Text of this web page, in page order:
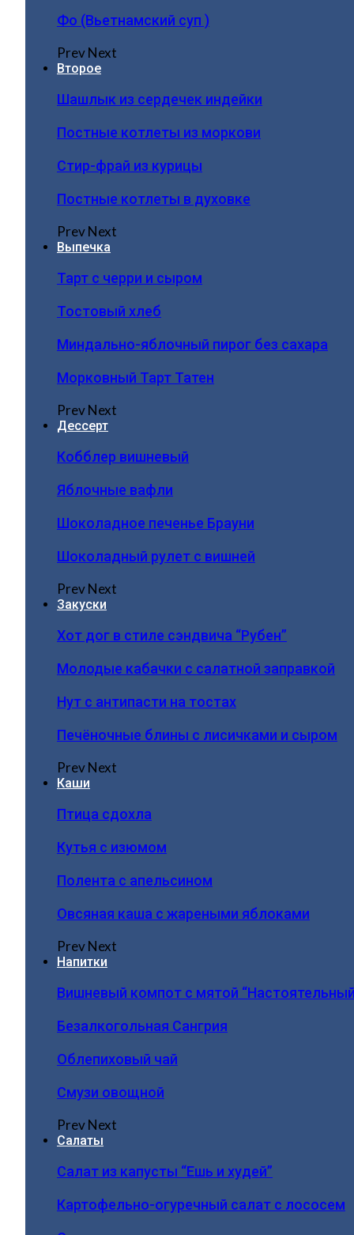
Фо (Вьетнамский суп )
PrevNext
Второе
Шашлык из сердечек индейки
Постные котлеты из моркови
Стир-фрай из курицы
Постные котлеты в духовке
PrevNext
Выпечка
Тарт с черри и сыром
Тостовый хлеб
Миндально-яблочный пирог без сахара
Морковный Тарт Татен
PrevNext
Дессерт
Кобблер вишневый
Яблочные вафли
Шоколадное печенье Брауни
Шоколадный рулет с вишней
PrevNext
Закуски
Хот дог в стиле сэндвича “Рубен”
Молодые кабачки с салатной заправкой
Нут с антипасти на тостах
Печёночные блины с лисичками и сыром
PrevNext
Каши
Птица сдохла
Кутья с изюмом
Полента с апельсином
Овсяная каша с жареными яблоками
PrevNext
Напитки
Вишневый компот с мятой
Безалкогольная Сангрия
Облепиховый чай
Смузи овощной
PrevNext
Салаты
Салат из капусты “Ешь и худей”
Картофельно-огуречный салат с лососем